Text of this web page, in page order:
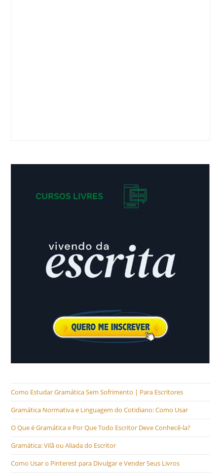
Como Estudar Gramática Sem Sofrimento | Para Escritores
Gramática Normativa e Linguagem do Cotidiano: Como Usar
O Que é Gramática e Por Que Todo Escritor Deve Conhecê-la?
Gramática: Vilã ou Aliada do Escritor
Como Usar o Pinterest para Divulgar e Vender Seus Livros